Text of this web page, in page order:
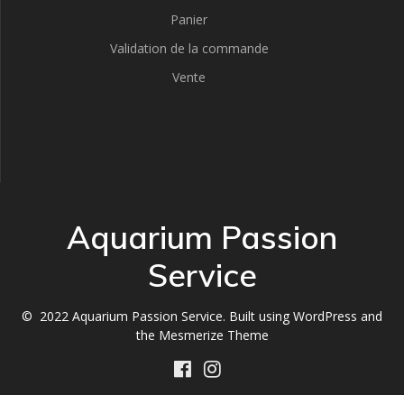
Panier
Validation de la commande
Vente
Aquarium Passion
Service
© 2022 Aquarium Passion Service. Built using WordPress and
the Mesmerize Theme